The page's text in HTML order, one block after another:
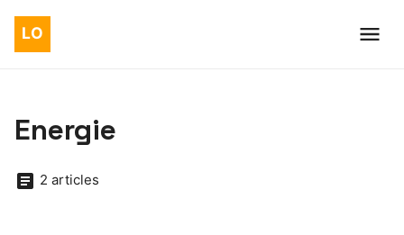
Energie
2 articles